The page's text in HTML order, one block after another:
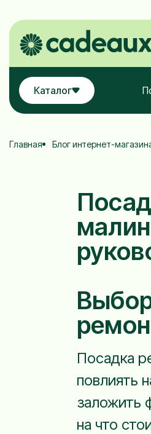
Каталог
Главная Блог интернет-
Посадка
повлиять
заложить
на что